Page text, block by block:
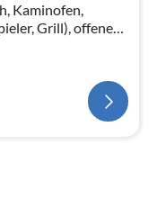
Kaminofen,
Grill), offene